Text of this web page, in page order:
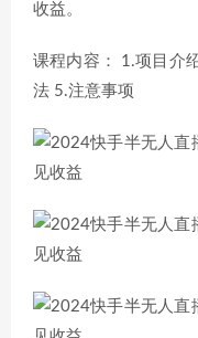
收益。
课程内容： 1.项目介
法 5.注意事项